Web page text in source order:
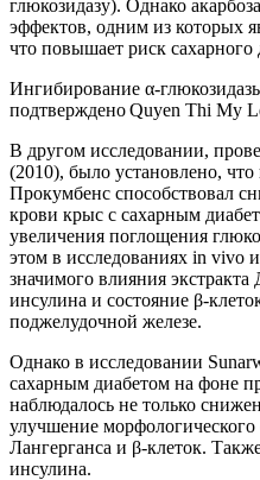
глюкозидазу). Однако
эффектов, одним из которых
что повышает риск сахарного
Ингибирование α-
подтверждено Quyen Thi My
В другом исследовании,
(2010), было установлено,
Прокумбенс способствовал
крови крыс с сахарным
увеличения поглощения
этом в исследованиях in vivo
значимого влияния
инсулина и состояние β-
поджелудочной железе.
Однако в исследовании
сахарным диабетом на фоне
наблюдалось не только
улучшение морфологического
Лангерганса и β-клеток.
инсулина.